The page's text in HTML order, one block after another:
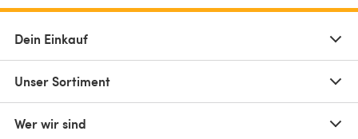
Dein Einkauf
Unser Sortiment
Wer wir sind